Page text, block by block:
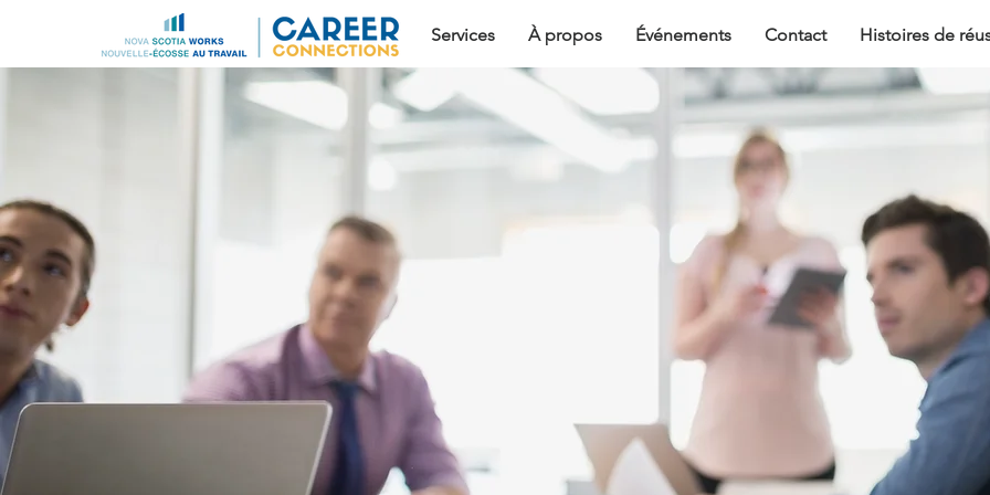
Services À propos Événements Contact Histoires de